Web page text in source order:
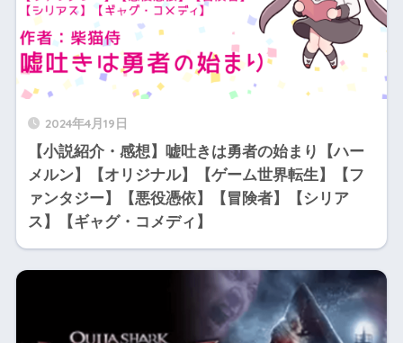
2024年4月19日
【小説紹介・感想】嘘吐きは勇者の始まり【ハー
メルン】【オリジナル】【ゲーム世界転生】【フ
ァンタジー】【悪役憑依】【冒険者】【シリア
ス】【ギャグ・コメディ】